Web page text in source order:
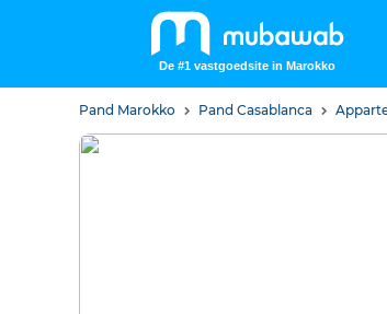
De #1 vastgoedsite in Marokko
Pand Marokko Pand Casablanca